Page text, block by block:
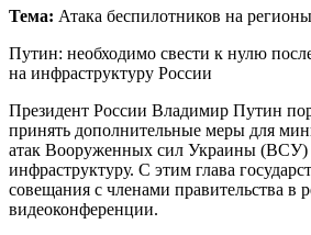
Тема: Атака беспилотников на
Путин: необходимо свести к нулю
на инфраструктуру России
Президент России Владимир Путин
принять дополнительные меры для
атак Вооруженных сил Украины (ВСУ)
инфраструктуру. С этим глава
совещания с членами правительства в
видеоконференции.